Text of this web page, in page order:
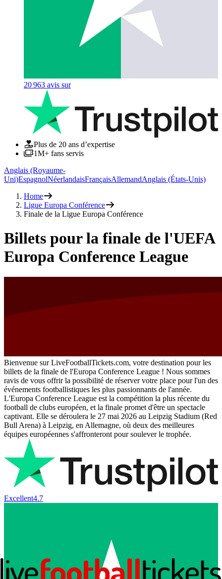
20 963 avis sur
Plus de 20 ans d’expertise
1M+ fans servis
Anglais (Royaume-
Uni)EspagnolNéerlandaisFrançaisAllemandAnglais (États-Unis)
Home
Ligue Europa Conférence
Finale de la Ligue Europa Conférence
Billets pour la finale de l'UEFA
Europa Conference League
Bienvenue sur LiveFootballTickets.com, votre destination pour les
billets de la finale de l'Europa Conference League ! Nous sommes
ravis de vous offrir la possibilité de réserver votre place pour l'un des
événements footballistiques les plus passionnants de l'année.
L'Europa Conference League est la compétition la plus récente du
football de clubs européen, et la finale promet d'être un spectacle
captivant. Elle se déroulera le 27 mai 2026 au Leipzig Stadium (Red
Bull Arena) à Leipzig, en Allemagne, où deux des meilleures
équipes européennes s'affronteront pour soulever le trophée.
Excellent4.7